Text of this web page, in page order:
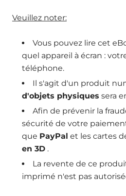
Veuillez noter:
Vous pouvez lire cet
quel appareil à écran :
téléphone.
Il s'agit d'un produit
d'objets physiques sera
Afin de prévenir la
sécurité de votre
que PayPal et les cartes
en 3D .
La revente de ce
imprimé n'est pas